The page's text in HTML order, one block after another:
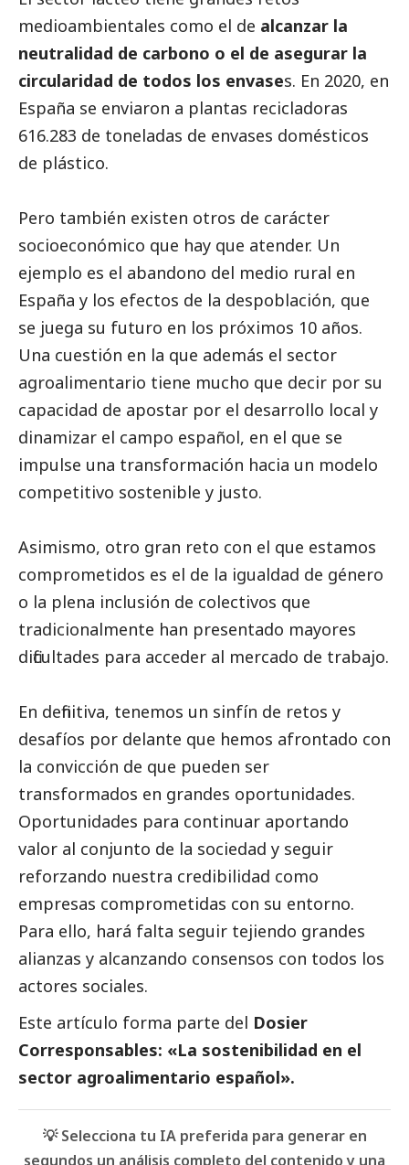
medioambientales como el de alcanzar la
neutralidad de carbono o el de asegurar la
circularidad de todos los envases. En 2020, en
España se enviaron a plantas recicladoras
616.283 de toneladas de envases domésticos
de plástico.
Pero también existen otros de carácter
socioeconómico que hay que atender. Un
ejemplo es el abandono del medio rural en
España y los efectos de la despoblación, que
se juega su futuro en los próximos 10 años.
Una cuestión en la que además el sector
agroalimentario tiene mucho que decir por su
capacidad de apostar por el desarrollo local y
dinamizar el campo español, en el que se
impulse una transformación hacia un modelo
competitivo sostenible y justo.
Asimismo, otro gran reto con el que estamos
comprometidos es el de la igualdad de género
o la plena inclusión de colectivos que
tradicionalmente han presentado mayores
dificultades para acceder al mercado de trabajo.
En definitiva, tenemos un sinfín de retos y
desafíos por delante que hemos afrontado con
la convicción de que pueden ser
transformados en grandes oportunidades.
Oportunidades para continuar aportando
valor al conjunto de la sociedad y seguir
reforzando nuestra credibilidad como
empresas comprometidas con su entorno.
Para ello, hará falta seguir tejiendo grandes
alianzas y alcanzando consensos con todos los
actores sociales.
Este artículo forma parte del Dosier
Corresponsables: «La sostenibilidad en el
sector agroalimentario español».
💡 Selecciona tu IA preferida para generar en
segundos un análisis completo del contenido y una